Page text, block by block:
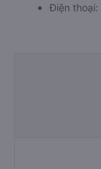
Điện thoại: